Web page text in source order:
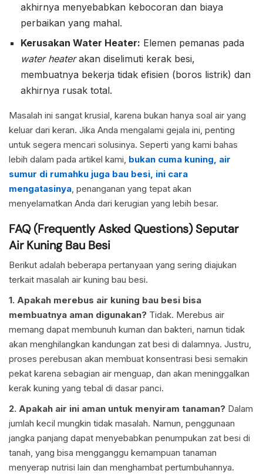
akhirnya menyebabkan kebocoran dan biaya
perbaikan yang mahal.
Kerusakan Water Heater: Elemen pemanas pada
water heaterakan diselimuti kerak besi,
membuatnya bekerja tidak efisien (boros listrik) dan
akhirnya rusak total.
Masalah ini sangat krusial, karena bukan hanya soal air yang
keluar dari keran. Jika Anda mengalami gejala ini, penting
untuk segera mencari solusinya. Seperti yang kami bahas
lebih dalam pada artikel kami, bukan cuma kuning, air
sumur di rumahku juga bau besi, ini cara
mengatasinya, penanganan yang tepat akan
menyelamatkan Anda dari kerugian yang lebih besar.
FAQ (Frequently Asked Questions) Seputar
Air Kuning Bau Besi
Berikut adalah beberapa pertanyaan yang sering diajukan
terkait masalah air kuning bau besi.
1. Apakah merebus air kuning bau besi bisa
membuatnya aman digunakan? Tidak. Merebus air
memang dapat membunuh kuman dan bakteri, namun tidak
akan menghilangkan kandungan zat besi di dalamnya. Justru,
proses perebusan akan membuat konsentrasi besi semakin
pekat karena sebagian air menguap, dan akan meninggalkan
kerak kuning yang tebal di dasar panci.
2. Apakah air ini aman untuk menyiram tanaman? Dalam
jumlah kecil mungkin tidak masalah. Namun, penggunaan
jangka panjang dapat menyebabkan penumpukan zat besi di
tanah, yang bisa mengganggu kemampuan tanaman
menyerap nutrisi lain dan menghambat pertumbuhannya.